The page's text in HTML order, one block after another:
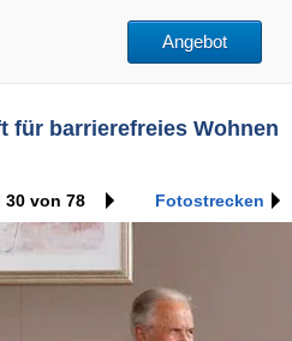
Angebot
für barrierefreies Wohnen
30 von 78 Fotostrecken